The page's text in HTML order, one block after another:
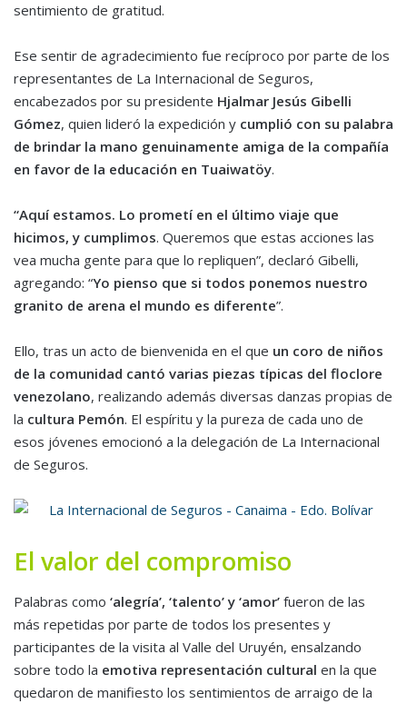
sentimiento de gratitud.
Ese sentir de agradecimiento fue recíproco por parte de los
representantes de La Internacional de Seguros,
encabezados por su presidente Hjalmar Jesús Gibelli
Gómez, quien lideró la expedición y cumplió con su palabra
de brindar la mano genuinamente amiga de la compañía
en favor de la educación en Tuaiwatöy.
“Aquí estamos. Lo prometí en el último viaje que
hicimos, y cumplimos. Queremos que estas acciones las
vea mucha gente para que lo repliquen”, declaró Gibelli,
agregando: “Yo pienso que si todos ponemos nuestro
granito de arena el mundo es diferente”.
Ello, tras un acto de bienvenida en el que un coro de niños
de la comunidad cantó varias piezas típicas del floclore
venezolano, realizando además diversas danzas propias de
la cultura Pemón. El espíritu y la pureza de cada uno de
esos jóvenes emocionó a la delegación de La Internacional
de Seguros.
El valor del compromiso
Palabras como ‘alegría’, ‘talento’ y ‘amor’ fueron de las
más repetidas por parte de todos los presentes y
participantes de la visita al Valle del Uruyén, ensalzando
sobre todo la emotiva representación cultural en la que
quedaron de manifiesto los sentimientos de arraigo de la